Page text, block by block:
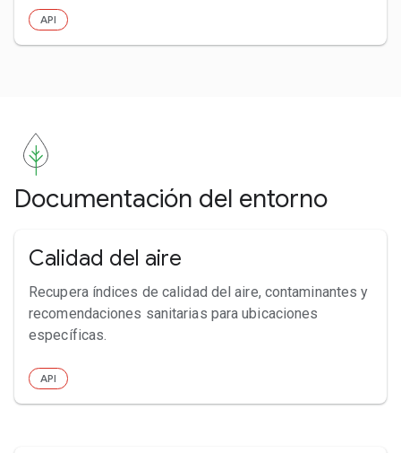
API
Documentación del entorno
Calidad del aire
Recupera índices de calidad del aire, contaminantes y
recomendaciones sanitarias para ubicaciones
específicas.
API